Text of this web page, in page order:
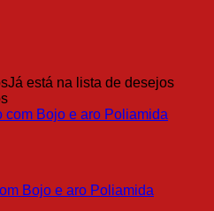
Já está na lista de desejos
Bojo e aro Poliamida